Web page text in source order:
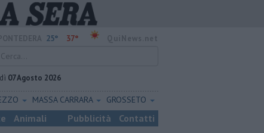
25° 37°
07 Agosto 2026
MASSA CARRARA GROSSETO
Animali Pubblicità Contatti